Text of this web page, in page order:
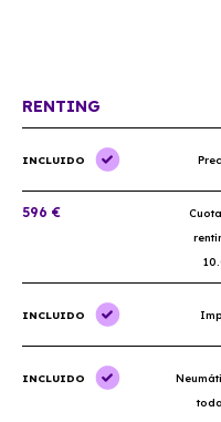
RENTING
INCLUIDO
596 €
INCLUIDO
INCLUIDO